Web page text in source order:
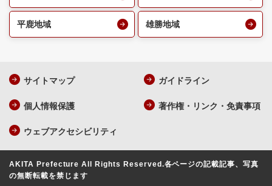
平鹿地域 雄勝地域
サイトマップ ガイドライン
個人情報保護 著作権・リンク・免責事項
ウェブアクセシビリティ
AKITA Prefecture All Rights Reserved.各ページの記載記事、写真
の無断転載を禁じます